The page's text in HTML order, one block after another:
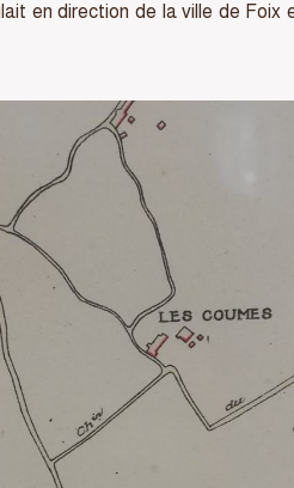
en direction de la ville de Foix